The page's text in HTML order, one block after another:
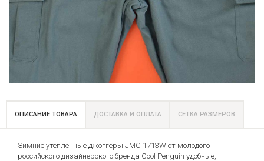
ОПИСАНИЕ ТОВАРА ДОСТАВКА И ОПЛАТА СЕТКА РАЗМЕРОВ
Зимние утепленные джоггеры JMC 1713W от молодого
российского дизайнерского бренда Cool Penguin удобные,